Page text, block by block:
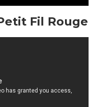
Fil Rouge